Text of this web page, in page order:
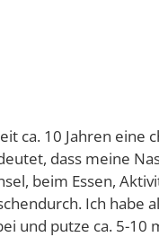
ca. 10 Jahren eine
dass meine
beim Essen,
Ich habe
und putze ca. 5-10